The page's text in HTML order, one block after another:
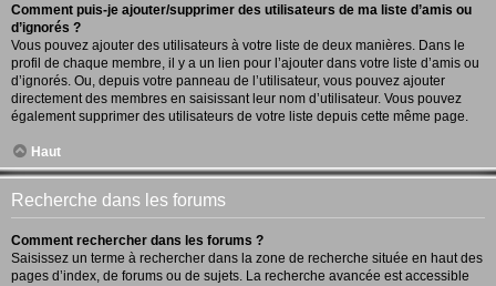
Comment puis-je ajouter/supprimer des utilisateurs de ma liste d’amis ou
d’ignorés ?
Vous pouvez ajouter des utilisateurs à votre liste de deux manières. Dans le
profil de chaque membre, il y a un lien pour l’ajouter dans votre liste d’amis ou
d’ignorés. Ou, depuis votre panneau de l’utilisateur, vous pouvez ajouter
directement des membres en saisissant leur nom d’utilisateur. Vous pouvez
également supprimer des utilisateurs de votre liste depuis cette même page.
Haut
Recherche dans les forums
Comment rechercher dans les forums ?
Saisissez un terme à rechercher dans la zone de recherche située en haut des
pages d’index, de forums ou de sujets. La recherche avancée est accessible